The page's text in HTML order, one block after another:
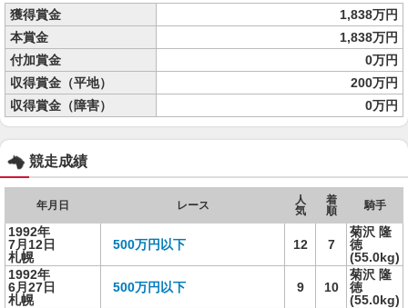
獲得賞金
1,838万円
本賞金
1,838万円
付加賞金
0万円
収得賞金（平地）
200万円
収得賞金（障害）
0万円
競走成績
年月日 レース
人
気
着
順
騎手
1992年
7月12日
札幌
500万円以下 12 7
菊沢 隆
徳
(55.0kg)
1992年
6月27日
札幌
500万円以下 9 10
菊沢 隆
徳
(55.0kg)